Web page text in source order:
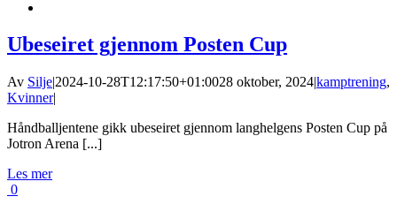
Ubeseiret gjennom Posten Cup
Av Silje|2024-10-28T12:17:50+01:0028 oktober, 2024|kamptrening,
Kvinner|
Håndballjentene gikk ubeseiret gjennom langhelgens Posten Cup på
Jotron Arena [...]
Les mer
0